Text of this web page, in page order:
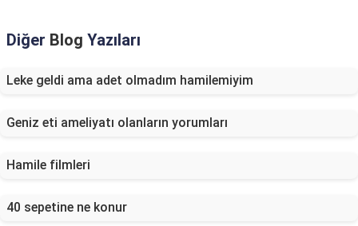
Diğer Blog Yazıları
Leke geldi ama adet olmadım hamilemiyim
Geniz eti ameliyatı olanların yorumları
Hamile filmleri
40 sepetine ne konur